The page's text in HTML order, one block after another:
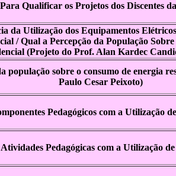
Qualificar os Projetos dos Discentes
da Utilização dos Equipamentos
/ Qual a Percepção da População
(Projeto do Prof. Alan Kardec
população sobre o consumo de energia
Paulo Cesar Peixoto)
Pedagógicos com a Utilização
Pedagógicas com a Utilização